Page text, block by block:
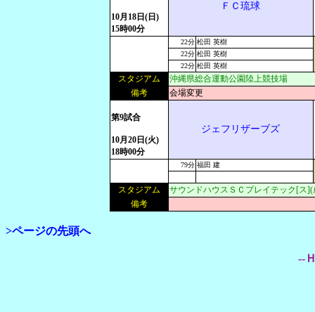
10月18日(日)
15時00分
ＦＣ琉球
22分 松田 英樹
22分 松田 英樹
22分 松田 英樹
スタジアム
沖縄県総合運動公園陸上競技場
備考
会場変更
第9試合
10月20日(火)
18時00分
ジェフリザーブズ
79分 福田 建
スタジアム
サウンドハウスＳＣプレイテック[ス
備考
>ページの先頭へ
--